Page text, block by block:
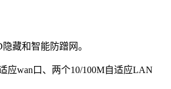
藏和智能防蹭网。
应wan口、两个10/100M自适应LAN